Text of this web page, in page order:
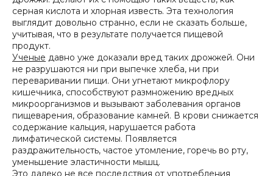
серная кислота и хлорная известь. Эта технология
выглядит довольно странно, если не сказать больше,
учитывая, что в результате получается пищевой
продукт.
Ученые давно уже доказали вред таких дрожжей. Они
не разрушаются ни при выпечке хлеба, ни при
переваривании пищи. Они угнетают микрофлору
кишечника, способствуют размножению вредных
микроорганизмов и вызывают заболевания органов
пищеварения, образование камней. В крови снижается
содержание кальция, нарушается работа
лимфатической системы. Появляется
раздражительность, частое утомление, горечь во рту,
уменьшение эластичности мышц.
Это далеко не все последствия от употребления